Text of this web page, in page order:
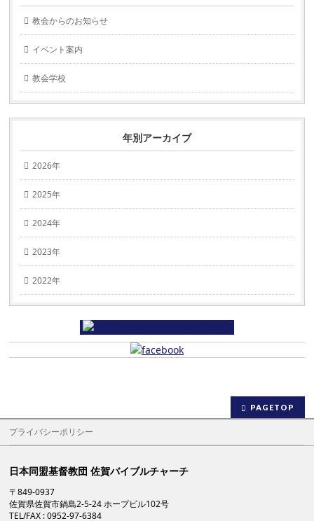
教会からのお知らせ
イベント案内
教会学校
年別アーカイブ
2026年
2025年
2024年
2023年
2022年
PAGETOP
プライバシーポリシー
日本同盟基督教団 佐賀バイブルチャーチ
〒849-0937
佐賀県佐賀市鍋島2-5-24 ホープビル102号
TEL/FAX : 0952-97-6384